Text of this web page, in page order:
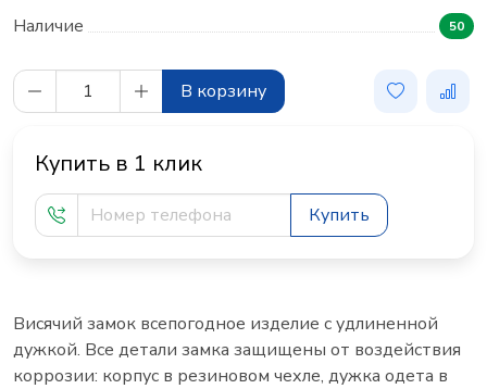
Наличие
50
В корзину
Купить в 1 клик
Купить
Висячий замок всепогодное изделие с удлиненной
дужкой. Все детали замка защищены от воздействия
коррозии: корпус в резиновом чехле, дужка одета в